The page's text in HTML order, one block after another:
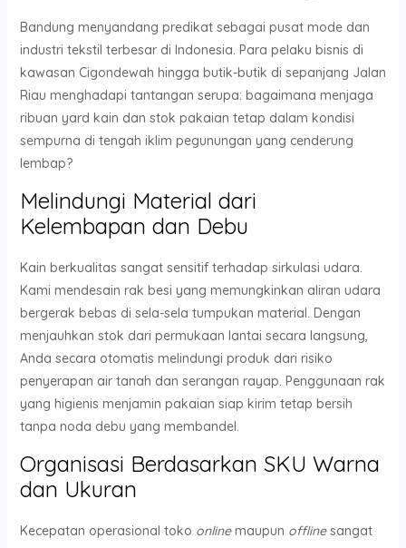
Bandung menyandang predikat sebagai pusat mode dan
industri tekstil terbesar di Indonesia. Para pelaku bisnis di
kawasan Cigondewah hingga butik-butik di sepanjang Jalan
Riau menghadapi tantangan serupa: bagaimana menjaga
ribuan yard kain dan stok pakaian tetap dalam kondisi
sempurna di tengah iklim pegunungan yang cenderung
lembap?
Melindungi Material dari
Kelembapan dan Debu
Kain berkualitas sangat sensitif terhadap sirkulasi udara.
Kami mendesain rak besi yang memungkinkan aliran udara
bergerak bebas di sela-sela tumpukan material. Dengan
menjauhkan stok dari permukaan lantai secara langsung,
Anda secara otomatis melindungi produk dari risiko
penyerapan air tanah dan serangan rayap. Penggunaan rak
yang higienis menjamin pakaian siap kirim tetap bersih
tanpa noda debu yang membandel.
Organisasi Berdasarkan SKU Warna
dan Ukuran
Kecepatan operasional toko onlinemaupun offlinesangat